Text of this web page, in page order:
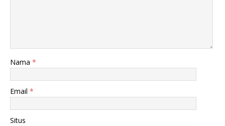
Nama *
Email *
Situs